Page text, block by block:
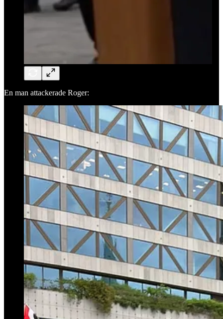
En man attackerade Roger: